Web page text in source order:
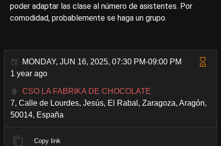
poder adaptar las clase al número de asistentes. Por
comodidad, probablemente se haga un grupo.
MONDAY, JUN 16, 2025, 07:30 PM-09:00 PM
1 year ago
CSO LA FABRIKA DE CHOCOLATE
7, Calle de Lourdes, Jesús, El Rabal, Zaragoza, Aragón,
50014, España
Copy link